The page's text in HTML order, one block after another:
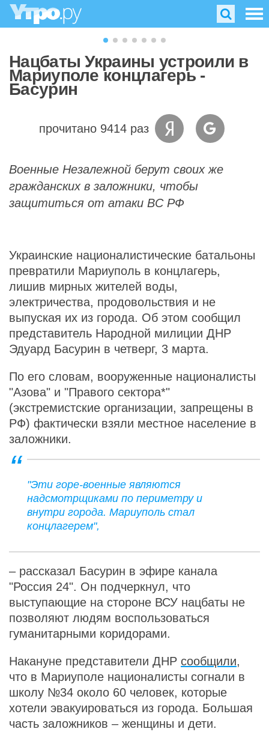
Нацбаты Украины устроили в
Мариуполе концлагерь -
Басурин
прочитано 9414 раз
Военные Незалежной берут своих же
гражданских в заложники, чтобы
защититься от атаки ВС РФ
Украинские националистические батальоны
превратили Мариуполь в концлагерь,
лишив мирных жителей воды,
электричества, продовольствия и не
выпуская их из города. Об этом сообщил
представитель Народной милиции ДНР
Эдуард Басурин в четверг, 3 марта.
По его словам, вооруженные националисты
"Азова" и "Правого сектора*"
(экстремистские организации, запрещены в
РФ) фактически взяли местное население в
заложники.
"Эти горе-военные являются
надсмотрщиками по периметру и
внутри города. Мариуполь стал
концлагерем",
– рассказал Басурин в эфире канала
"Россия 24". Он подчеркнул, что
выступающие на стороне ВСУ нацбаты не
позволяют людям воспользоваться
гуманитарными коридорами.
Накануне представители ДНР сообщили,
что в Мариуполе националисты согнали в
школу №34 около 60 человек, которые
хотели эвакуироваться из города. Большая
часть заложников – женщины и дети.